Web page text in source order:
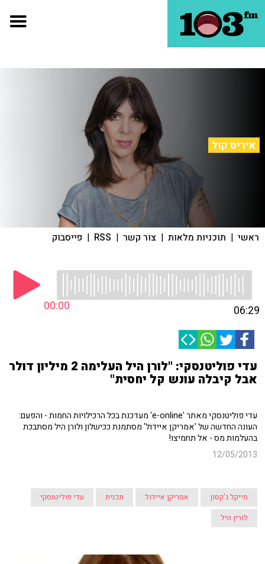
איריס קול
ראשי | תוכניות מלאות | צור קשר |
RSS
| פייסבוק
00:00 06:29
עדי פוליטנסקי: "לורן היל העלימה 2 מיליון דולר
אבל קיבלה עונש קל יחסית"
עדי פוליטנסקי מאתר 'e-online' מעדכנת בכל הרכילויות החמות - והפעם:
העונה החדשה של 'אמריקן איידול' מסתמנת ככישלון ולורן היל מסתבכת
בהעלמות מס - אל תחמיצו!
12/05/2013
מייקל ג'קסון אמריקן איידול תכנית
עדי פוליטנסקי
לורין היל